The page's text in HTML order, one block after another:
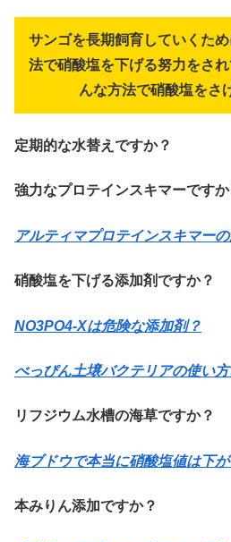
サンゴを長期飼育していくた
法で硝酸塩を下げる努力をさ
んな方法で硝酸塩をさ
定期的な水替えですか？
強力なプロテインスキマーですか
アルティマプロテインスキマーの
硝酸塩を下げる添加剤ですか？
NO3PO4-Xは危険な添加剤？
べっぴん土壌バクテリアの使い
リフジウム水槽の海草ですか？
海ブドウで本当に硝酸塩値は下
本みりん添加ですか？